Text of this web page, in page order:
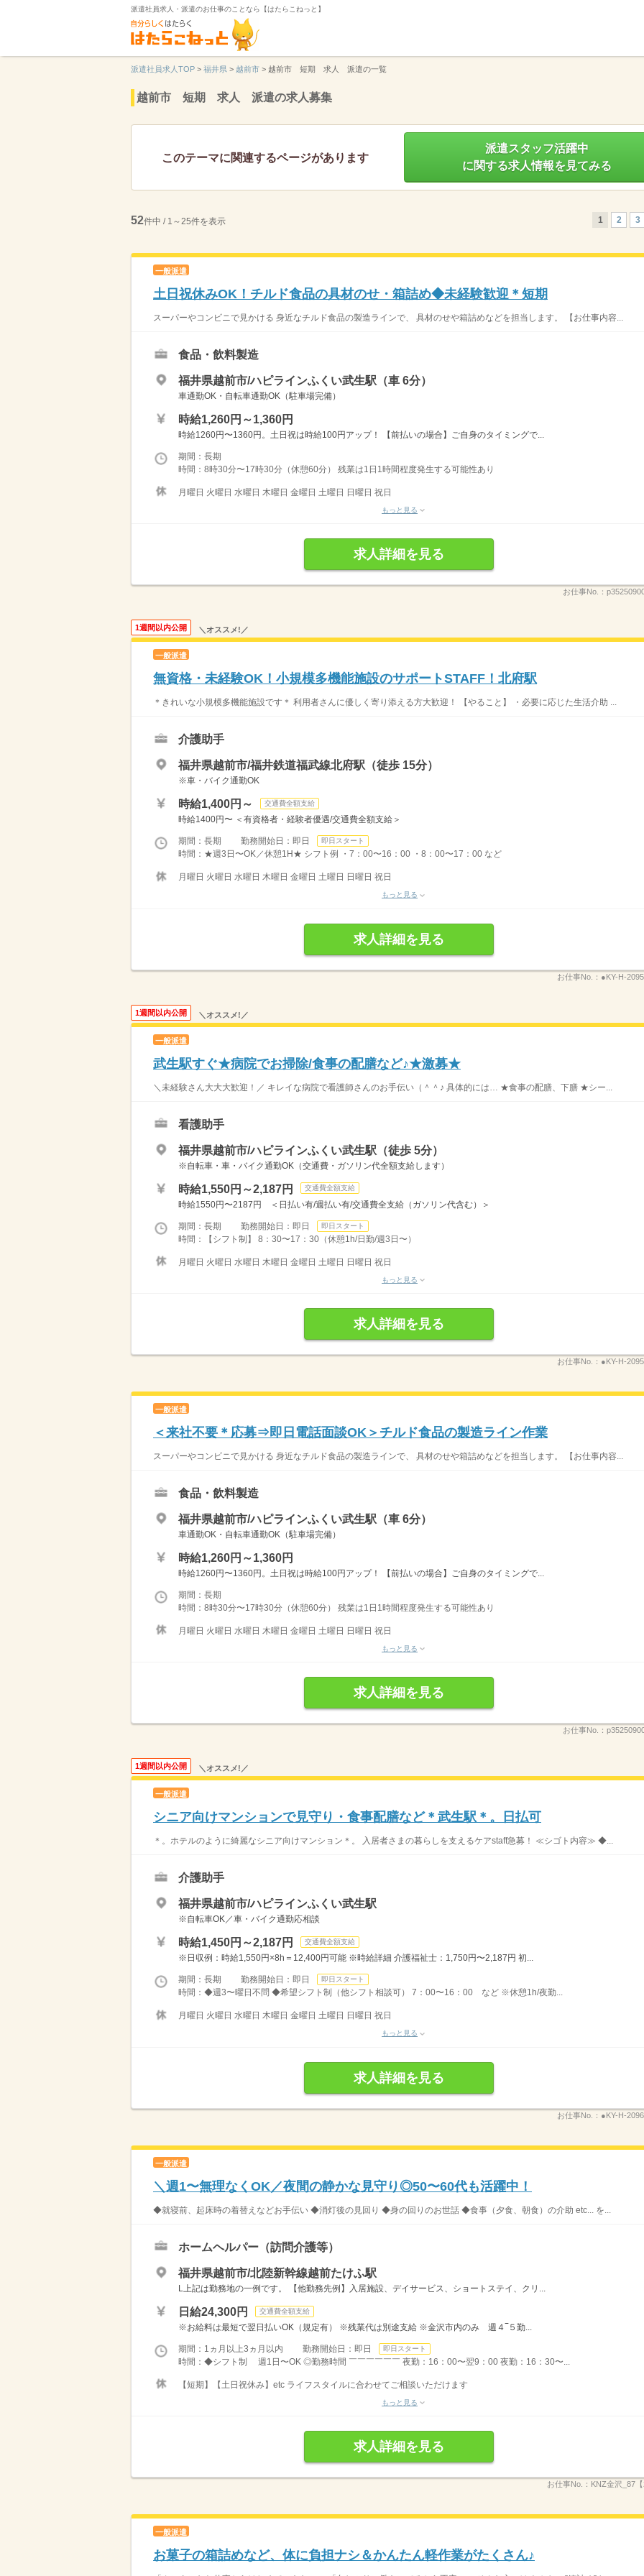
派遣社員求人・派遣のお仕事のことなら【はたらこねっと】
派遣社員求人TOP > 福井県 > 越前市 > 越前市 短期 求人 派遣の一覧
越前市 短期 求人 派遣の求人募集
このテーマに関連するページがあります
派遣スタッフ活躍中
に関する求人情報を見てみる
52件中 / 1～25件を表示 1 2 3
一般派遣
土日祝休みOK！チルド食品の具材のせ・箱詰め◆未経験歓迎＊短期
スーパーやコンビニで見かける 身近なチルド食品の製造ラインで、 具材のせや箱詰めなどを担当します。 【お仕事内容...
食品・飲料製造
福井県越前市/ハピラインふくい武生駅（車 6分）
車通勤OK・自転車通勤OK（駐車場完備）
時給1,260円～1,360円
時給1260円〜1360円。土日祝は時給100円アップ！ 【前払いの場合】ご自身のタイミングで...
期間：長期
時間：8時30分〜17時30分（休憩60分） 残業は1日1時間程度発生する可能性あり
月曜日 火曜日 水曜日 木曜日 金曜日 土曜日 日曜日 祝日
もっと見る
求人詳細を見る
お仕事No.：
1週間以内公開 ＼オススメ!／
一般派遣
無資格・未経験OK！小規模多機能施設のサポートSTAFF！北府駅
＊きれいな小規模多機能施設です＊ 利用者さんに優しく寄り添える方大歓迎！ 【やること】 ・必要に応じた生活介助 ...
介護助手
福井県越前市/福井鉄道福武線北府駅（徒歩 15分）
※車・バイク通勤OK
時給1,400円～ 交通費全額支給
時給1400円〜 ＜有資格者・経験者優遇/交通費全額支給＞
期間：長期 勤務開始日：即日 即日スタート
時間：★週3日〜OK／休憩1H★ シフト例 ・7：00〜16：00 ・8：00〜17：00 など
月曜日 火曜日 水曜日 木曜日 金曜日 土曜日 日曜日 祝日
もっと見る
求人詳細を見る
お仕事No.： ●KY-H-
1週間以内公開 ＼オススメ!／
一般派遣
武生駅すぐ★病院でお掃除/食事の配膳など♪★激募★
＼未経験さん大大大歓迎！／ キレイな病院で看護師さんのお手伝い（＾＾♪ 具体的には… ★食事の配膳、下膳 ★シー...
看護助手
福井県越前市/ハピラインふくい武生駅（徒歩 5分）
※自転車・車・バイク通勤OK（交通費・ガソリン代全額支給します）
時給1,550円～2,187円 交通費全額支給
時給1550円〜2187円 ＜日払い有/週払い有/交通費全支給（ガソリン代含む）＞
期間：長期 勤務開始日：即日 即日スタート
時間：【シフト制】 8：30〜17：30（休憩1h/日勤/週3日〜）
月曜日 火曜日 水曜日 木曜日 金曜日 土曜日 日曜日 祝日
もっと見る
求人詳細を見る
お仕事No.： ●KY-H-
一般派遣
＜来社不要＊応募⇒即日電話面談OK＞チルド食品の製造ライン作業
スーパーやコンビニで見かける 身近なチルド食品の製造ラインで、 具材のせや箱詰めなどを担当します。 【お仕事内容...
食品・飲料製造
福井県越前市/ハピラインふくい武生駅（車 6分）
車通勤OK・自転車通勤OK（駐車場完備）
時給1,260円～1,360円
時給1260円〜1360円。土日祝は時給100円アップ！ 【前払いの場合】ご自身のタイミングで...
期間：長期
時間：8時30分〜17時30分（休憩60分） 残業は1日1時間程度発生する可能性あり
月曜日 火曜日 水曜日 木曜日 金曜日 土曜日 日曜日 祝日
もっと見る
求人詳細を見る
お仕事No.：
1週間以内公開 ＼オススメ!／
一般派遣
シニア向けマンションで見守り・食事配膳など＊武生駅＊。日払可
＊。ホテルのように綺麗なシニア向けマンション＊。 入居者さまの暮らしを支えるケアstaff急募！ ≪シゴト内容≫ ◆...
介護助手
福井県越前市/ハピラインふくい武生駅
※自転車OK／車・バイク通勤応相談
時給1,450円～2,187円 交通費全額支給
※日収例：時給1,550円×8h＝12,400円可能 ※時給詳細 介護福祉士：1,750円〜2,187円 初...
期間：長期 勤務開始日：即日 即日スタート
時間：◆週3〜曜日不問 ◆希望シフト制（他シフト相談可） 7：00〜16：00 など ※休憩1h/夜勤...
月曜日 火曜日 水曜日 木曜日 金曜日 土曜日 日曜日 祝日
もっと見る
求人詳細を見る
お仕事No.： ●KY-H-
一般派遣
＼週1〜無理なくOK／夜間の静かな見守り◎50〜60代も活躍中！
◆就寝前、起床時の着替えなどお手伝い ◆消灯後の見回り ◆身の回りのお世話 ◆食事（夕食、朝食）の介助 etc... を...
ホームヘルパー（訪問介護等）
福井県越前市/北陸新幹線越前たけふ駅
L上記は勤務地の一例です。 【他勤務先例】入居施設、デイサービス、ショートステイ、クリ...
日給24,300円 交通費全額支給
※お給料は最短で翌日払いOK（規定有） ※残業代は別途支給 ※金沢市内のみ 週４‾５勤...
期間：1ヵ月以上3ヵ月以内 勤務開始日：即日 即日スタート
時間：◆シフト制 週1日〜OK ◎勤務時間 ￣￣￣￣￣￣ 夜勤：16：00〜翌9：00 夜勤：16：30〜...
【短期】【土日祝休み】etc ライフスタイルに合わせてご相談いただけます
もっと見る
求人詳細を見る
お仕事No.： KNZ金沢_87【
一般派遣
お菓子の箱詰めなど、体に負担ナシ＆かんたん軽作業がたくさん♪